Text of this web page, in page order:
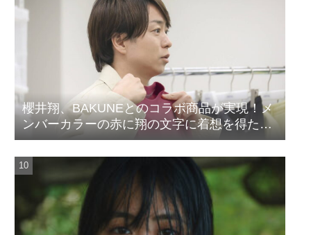
櫻井翔、BAKUNEとのコラボ商品が実現！メ
ンバーカラーの赤に翔の文字に着想を得たデ
ザイン